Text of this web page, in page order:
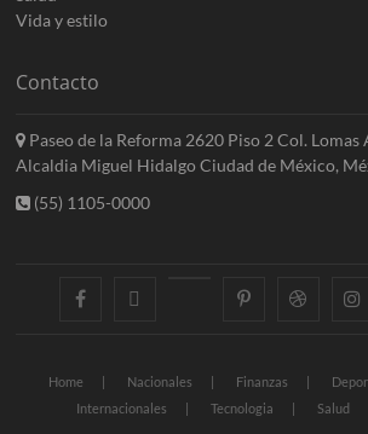
Vida y estilo
Contacto
Paseo de la Reforma 2620 Piso 2 Col. Lomas
Alcaldia Miguel Hidalgo Ciudad de México,
(55) 1105-0000
facebook googlepluspinterestdribbble
Home Nacionales Finanzas
Internacionales
Tecnologia Salud